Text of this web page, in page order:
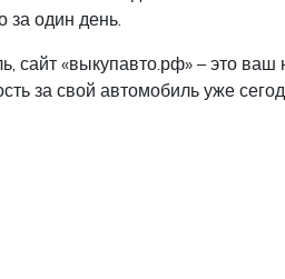
за один день.
сайт «выкупавто.рф» – это
за свой автомобиль уже